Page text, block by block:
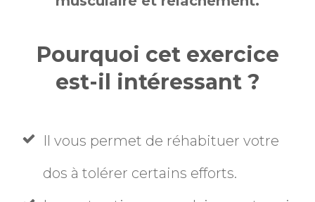
Pourquoi cet exercice
est-il intéressant ?
Il vous permet de réhabituer votre
dos à tolérer certains efforts.